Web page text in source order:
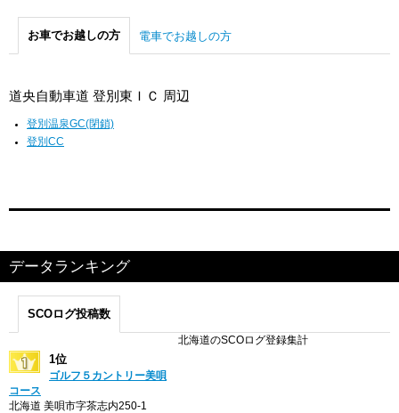
お車でお越しの方 電車でお越しの方
道央自動車道 登別東ＩＣ 周辺
登別温泉GC(閉鎖)
登別CC
データランキング
SCOログ投稿数
北海道のSCOログ登録集計
1位
ゴルフ５カントリー美唄
コース
北海道 美唄市字茶志内250-1